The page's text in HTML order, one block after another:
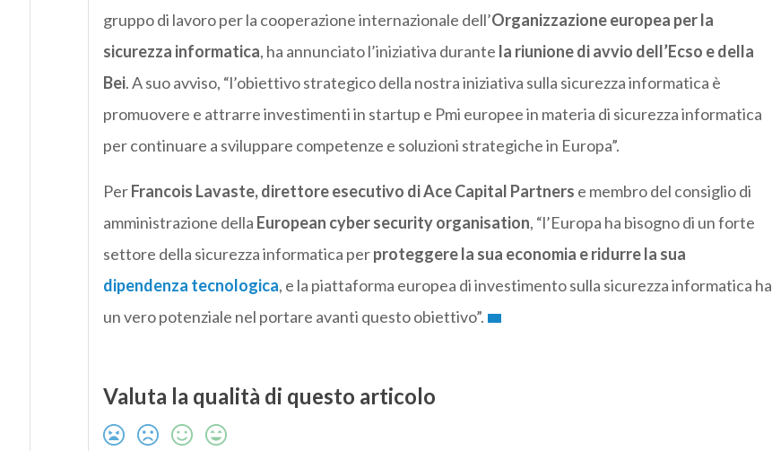
gruppo di lavoro per la cooperazione internazionale dell’Organizzazione europea per la
sicurezza informatica, ha annunciato l’iniziativa durante la riunione di avvio dell’Ecso e della
Bei. A suo avviso, “l’obiettivo strategico della nostra iniziativa sulla sicurezza informatica è
promuovere e attrarre investimenti in startup e Pmi europee in materia di sicurezza informatica
per continuare a sviluppare competenze e soluzioni strategiche in Europa”.
PerFrancois Lavaste, direttore esecutivo di Ace Capital Partners e membro del consiglio di
amministrazione della European cyber security organisation, “l’Europa ha bisogno di un forte
settore della sicurezza informatica perproteggere la sua economia e ridurre la sua
dipendenza tecnologica, e la piattaforma europea di investimento sulla sicurezza informatica ha
un vero potenziale nel portare avanti questo obiettivo”.
Valuta la qualità di questo articolo